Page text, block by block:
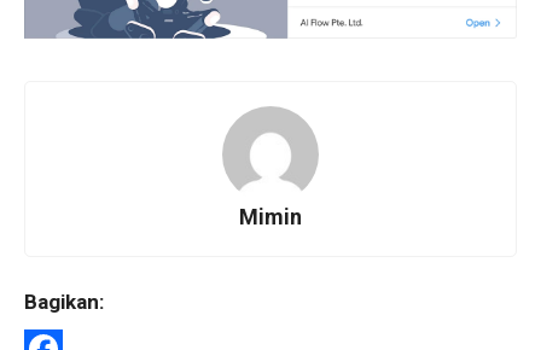
Mimin
Bagikan: